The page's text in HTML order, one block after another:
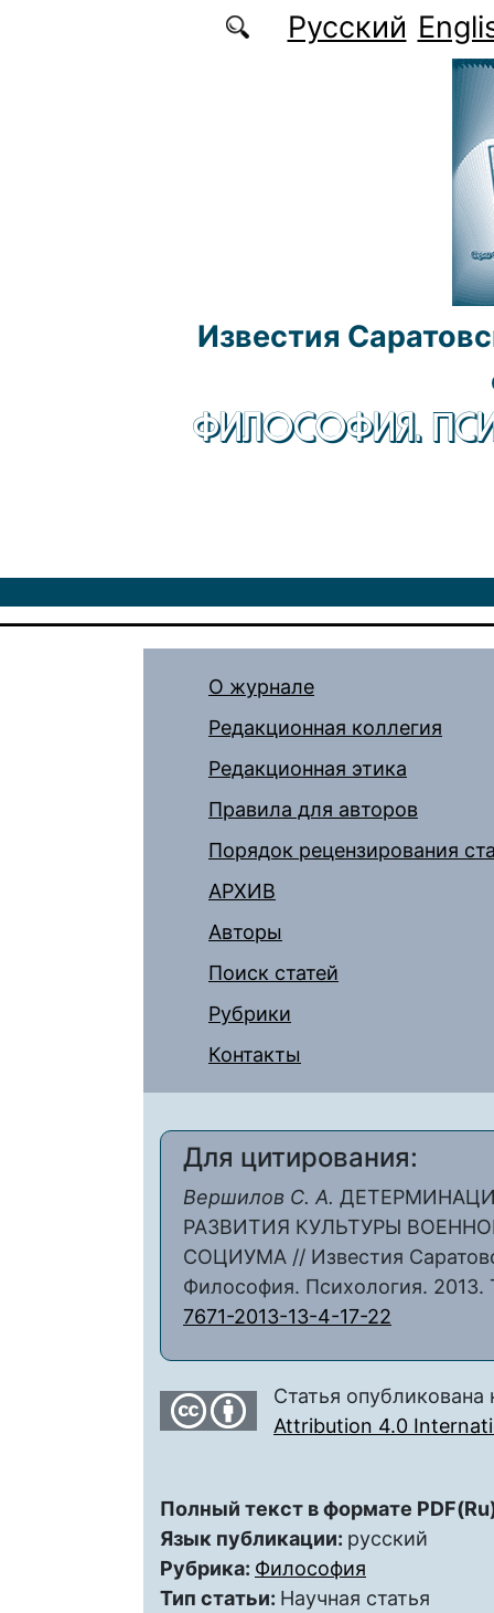
Перейти к основному содержаниюРусский
Известия
ФИЛОСОФИЯ.
О журнале
Редакционная коллегия
Редакционная этика
Правила для авторов
Порядок рецензирования
АРХИВ
Авторы
Поиск статей
Рубрики
Контакты
Для цитирования:
Вершилов С. А.
РАЗВИТИЯ КУЛЬТУРЫ
СОЦИУМА // Известия
Философия. Психология. 2013.
7671-2013-13-4-17-22
Статья
Attribution 4.0
Полный текст в формате
Язык публикации: русский
Рубрика: Философия
Тип статьи: Научная статья